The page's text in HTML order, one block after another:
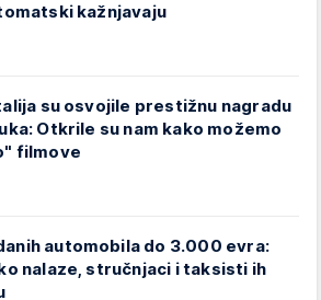
kažnjavaju
su osvojile prestižnu nagradu
Otkrile su nam kako možemo
filmove
automobila do 3.000 evra:
nalaze, stručnjaci i taksisti ih